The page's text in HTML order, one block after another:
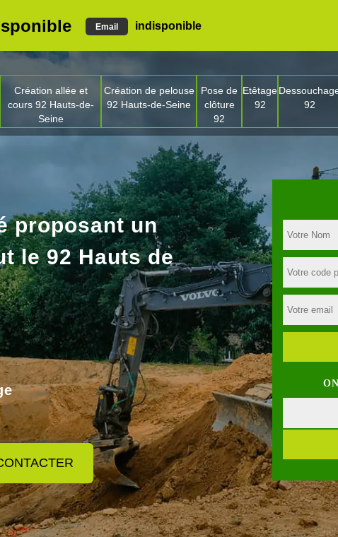
Email indisponible
Création allée et
cours 92 Hauts-de-
Seine
Création de pelouse
92 Hauts-de-Seine
Pose de
clôture
92
Etêtage
92
92
proposant un
le 92 Hauts de